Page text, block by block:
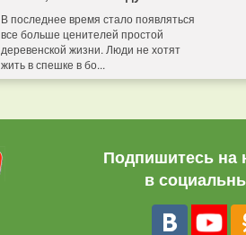
В последнее время стало появляться
все больше ценителей простой
деревенской жизни. Люди не хотят
жить в спешке в бо...
Подпишитесь на
в